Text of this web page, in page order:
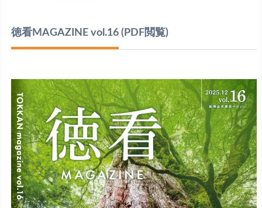
徳看MAGAZINE vol.16(PDF閲覧)